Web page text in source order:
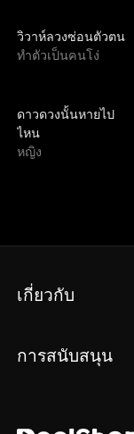
พากย์
วิวาห์ลวงซ่อนตัวตน
ทำตัวเป็นคนโง่
ดาวดวงนั้นหายไป
ไหน
หญิง
เกี่ยวกับ
การสนับสนุน